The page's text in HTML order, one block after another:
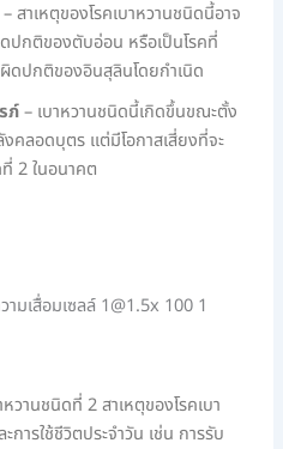
– สาเหตุของโรคเบาหวานชนิดนี้อาจ
ปกติของตับอ่อน หรือเป็นโรคที่
ดปกติของอินสุลินโดยกำเนิด
ภ์– เบาหวานชนิดนี้เกิดขึ้นขณะตั้ง
งคลอดบุตร แต่มีโอกาสเสี่ยงที่จะ
2 ในอนาคต
านชนิดที่ 2 สาเหตุของโรคเบา
ารใช้ชีวิตประจำวัน เช่น การรับ